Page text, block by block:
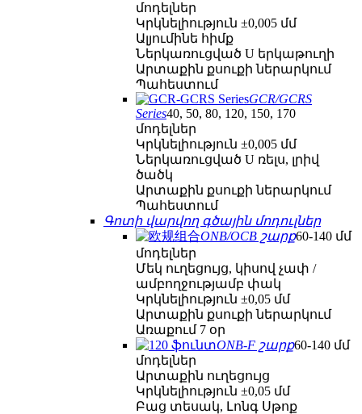
մոդելներ
Կրկնելիություն ±0,005 մմ
Ալյումինե հիմք
Ներկառուցված U երկաթուղի
Արտաքին քսուքի ներարկում
Պահեստում
GCR/GCRS
Series40, 50, 80, 120, 150, 170
մոդելներ
Կրկնելիություն ±0,005 մմ
Ներկառուցված U ռելս, լրիվ
ծածկ
Արտաքին քսուքի ներարկում
Պահեստում
Գոտի վարվող գծային մոդուլներ
ONB/OCB շարք60-140 մմ
մոդելներ
Մեկ ուղեցույց, կիսով չափ /
ամբողջությամբ փակ
Կրկնելիություն ±0,05 մմ
Արտաքին քսուքի ներարկում
Առաքում 7 օր
ONB-F շարք60-140 մմ
մոդելներ
Արտաքին ուղեցույց
Կրկնելիություն ±0,05 մմ
Բաց տեսակ, Լոնգ Սթոք